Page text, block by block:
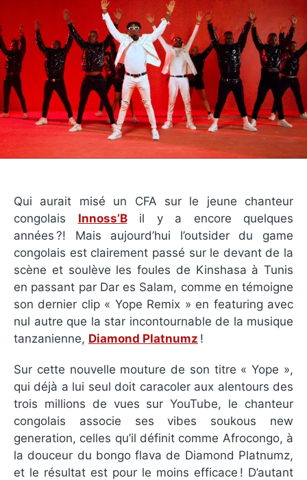
Qui aurait misé un CFA sur le jeune chanteur
congolais Innoss’Bil y a encore quelques
années ?! Mais aujourd’hui l’outsider du game
congolais est clairement passé sur le devant de la
scène et soulève les foules de Kinshasa à Tunis
en passant par Dar es Salam, comme en témoigne
son dernier clip « Yope Remix » en featuring avec
nul autre que la star incontournable de la musique
tanzanienne, Diamond Platnumz !
Sur cette nouvelle mouture de son titre « Yope »,
qui déjà a lui seul doit caracoler aux alentours des
trois millions de vues sur YouTube, le chanteur
congolais associe ses vibes soukous new
generation, celles qu’il définit comme Afrocongo, à
la douceur du bongo flava de Diamond Platnumz,
et le résultat est pour le moins efficace ! D’autant